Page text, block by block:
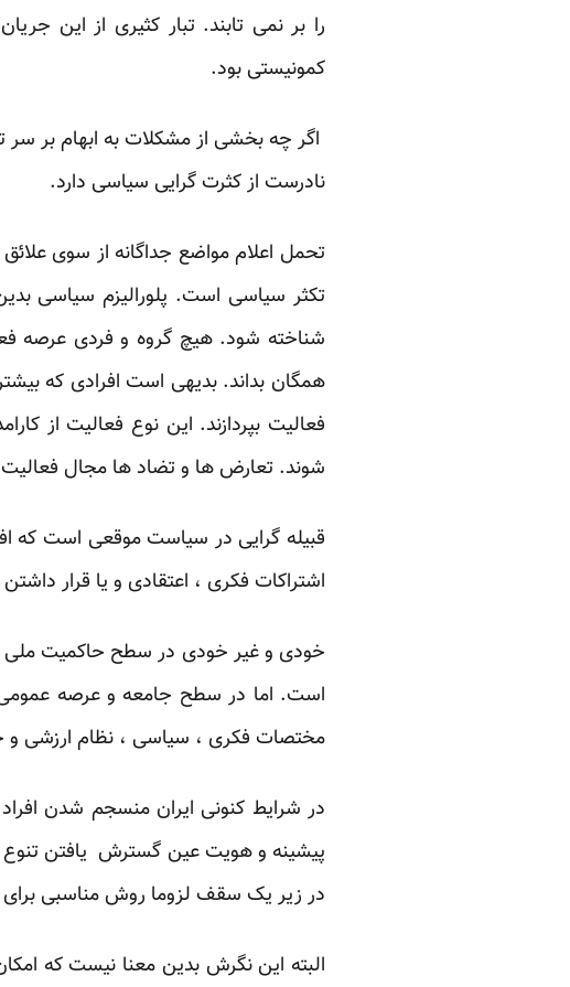
را بر نمی تابند. تبار کثیری از این
کمونیستی بود.
اگر چه بخشی از مشکلات به ابهام بر
نادرست از کثرت گرایی سیاسی دارد.
تحمل اعلام مواضع جداگانه از سوی
تکثر سیاسی است. پلورالیزم سیاسی
شناخته شود. هیچ گروه و فردی عرصه
همگان بداند. بدیهی است افرادی که
فعالیت بپردازند. این نوع فعالیت از
شوند. تعارض ها و تضاد ها مجال فعالیت
قبیله گرایی در سیاست موقعی است که
اشتراکات فکری ، اعتقادی و یا قرار
خودی و غیر خودی در سطح حاکمیت ملی
است. اما در سطح جامعه و عرصه
مختصات فکری ، سیاسی ، نظام ارزشی و
در شرایط کنونی ایران منسجم شدن
پیشینه و هویت عین گسترش یافتن
در زیر یک سقف لزوما روش مناسبی
البته این نگرش بدین معنا نیست که